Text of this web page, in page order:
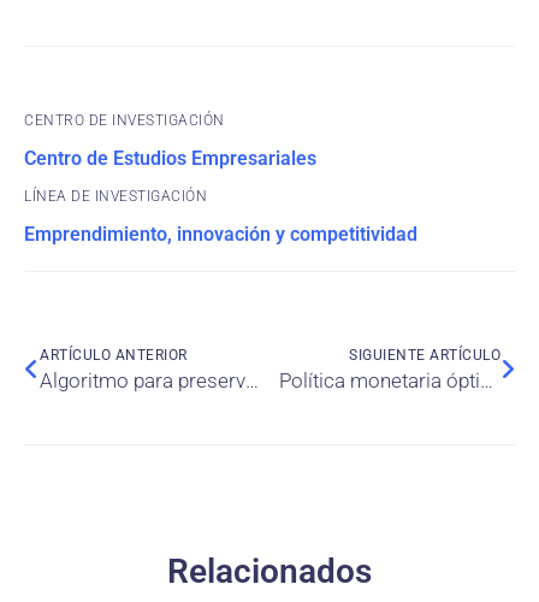
CENTRO DE INVESTIGACIÓN
Centro de Estudios Empresariales
Emprendimiento, innovación y competitividad
ARTÍCULO ANTERIOR
Algoritmo para preservar la calidad de vida y manutención laboral de los mayores en tiempos de pandemia
SIGUIENTE ARTÍCULO
Política monetaria óptima bajo incertidumbre
Relacionados